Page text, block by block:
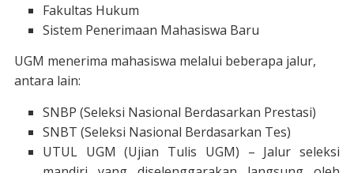
Fakultas Hukum
Sistem Penerimaan Mahasiswa Baru
UGM menerima mahasiswa melalui beberapa jalur,
antara lain:
SNBP (Seleksi Nasional Berdasarkan Prestasi)
SNBT (Seleksi Nasional Berdasarkan Tes)
UTUL UGM (Ujian Tulis UGM) – Jalur seleksi